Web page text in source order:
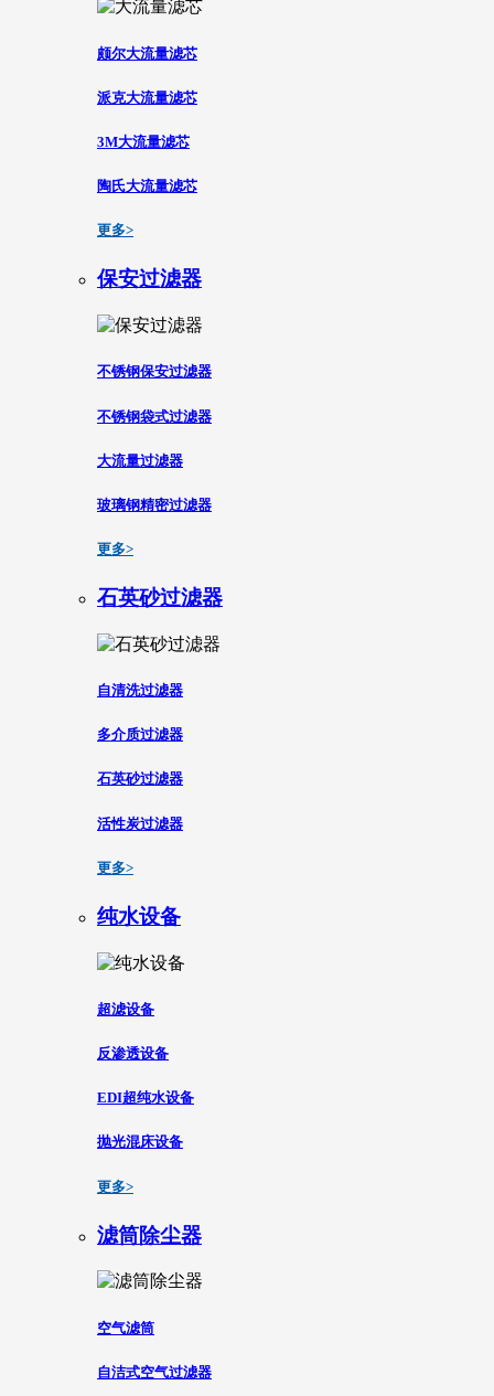
颇尔大流量滤芯
派克大流量滤芯
3M大流量滤芯
陶氏大流量滤芯
更多>
保安过滤器
不锈钢保安过滤器
不锈钢袋式过滤器
大流量过滤器
玻璃钢精密过滤器
更多>
石英砂过滤器
自清洗过滤器
多介质过滤器
石英砂过滤器
活性炭过滤器
更多>
纯水设备
超滤设备
反渗透设备
EDI超纯水设备
抛光混床设备
更多>
滤筒除尘器
空气滤筒
自洁式空气过滤器